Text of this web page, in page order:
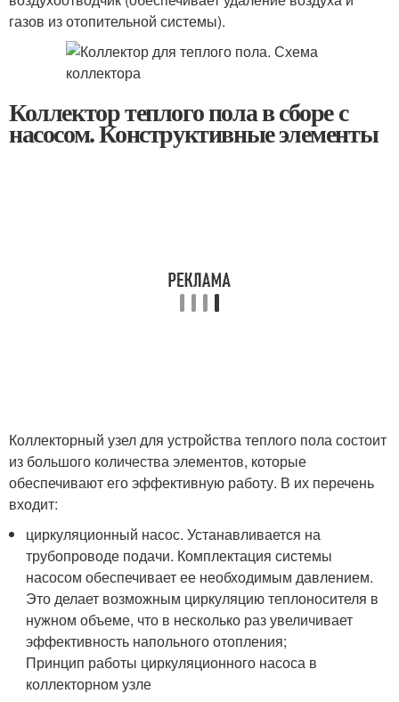
газов из отопительной системы).
Коллектор теплого пола в сборе с
насосом. Конструктивные элементы
Коллекторный узел для устройства теплого пола состоит
из большого количества элементов, которые
обеспечивают его эффективную работу. В их перечень
входит:
циркуляционный насос. Устанавливается на
трубопроводе подачи. Комплектация системы
насосом обеспечивает ее необходимым давлением.
Это делает возможным циркуляцию теплоносителя в
нужном объеме, что в несколько раз увеличивает
эффективность напольного отопления;
Принцип работы циркуляционного насоса в
коллекторном узле